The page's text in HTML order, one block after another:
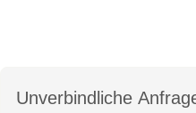
Unverbindliche